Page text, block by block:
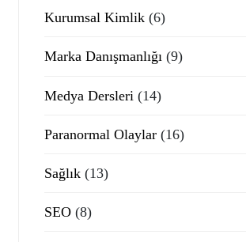
Kurumsal Kimlik (6)
Marka Danışmanlığı (9)
Medya Dersleri (14)
Paranormal Olaylar (16)
Sağlık (13)
SEO (8)